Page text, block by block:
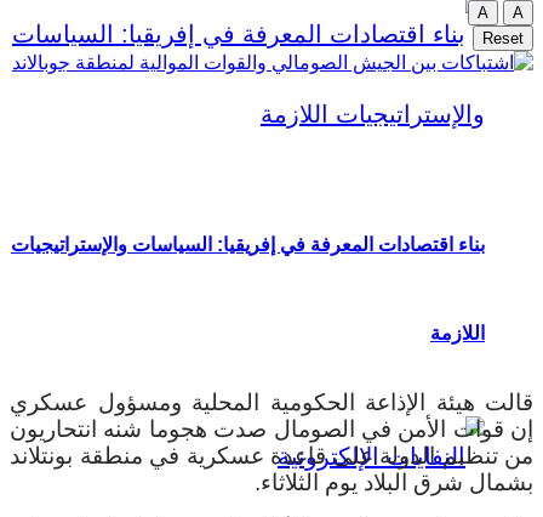
بناء اقتصادات المعرفة في إفريقيا: السياسات والإستراتيجيات
اللازمة
A
A
Reset
قالت هيئة الإذاعة الحكومية المحلية ومسؤول عسكري
إن قوات الأمن في الصومال صدت هجوما شنه انتحاريون
من تنظيم الدولة على قاعدة عسكرية في منطقة بونتلاند
بشمال شرق البلاد يوم الثلاثاء.